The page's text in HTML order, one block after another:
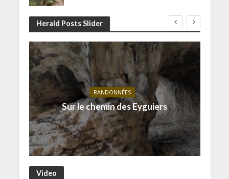
Herald Posts Slider
RANDONNÉES
Sur le chemin des Eyguiers
Video